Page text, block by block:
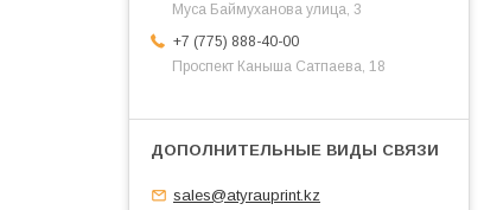
​Муса Баймуханова улица, 3
+7 (775) 888-40-00
​Проспект Каныша Сатпаева, 18
sales@atyrauprint.kz